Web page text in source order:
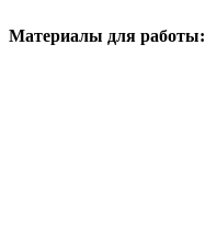
Материалы для работы: